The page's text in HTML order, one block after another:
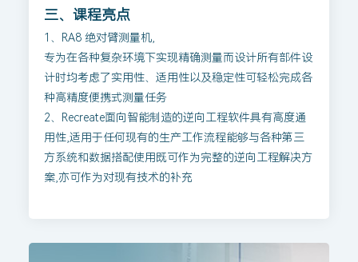
三、课程亮点
1、RA8 绝对臂测量机,
专为在各种复杂环境下实现精确测量而设计所有部件设
计时均考虑了实用性、适用性以及稳定性可轻松完成各
种高精度便携式测量任务
2、Recreate面向智能制造的逆向工程软件具有高度通
用性,适用于任何现有的生产工作流程能够与各种第三
方系统和数据搭配使用既可作为完整的逆向工程解决方
案,亦可作为对现有技术的补充